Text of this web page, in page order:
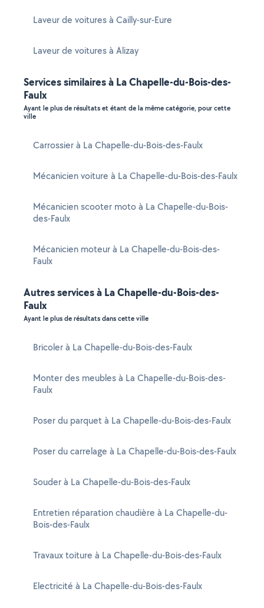
Laveur de voitures à Cailly-sur-Eure
Laveur de voitures à Alizay
Services similaires à La Chapelle-du-Bois-des-
Faulx
Ayant le plus de résultats et étant de la même catégorie, pour cette
ville
Carrossier à La Chapelle-du-Bois-des-Faulx
Mécanicien voiture à La Chapelle-du-Bois-des-Faulx
Mécanicien scooter moto à La Chapelle-du-Bois-
des-Faulx
Mécanicien moteur à La Chapelle-du-Bois-des-
Faulx
Autres services à La Chapelle-du-Bois-des-
Faulx
Ayant le plus de résultats dans cette ville
Bricoler à La Chapelle-du-Bois-des-Faulx
Monter des meubles à La Chapelle-du-Bois-des-
Faulx
Poser du parquet à La Chapelle-du-Bois-des-Faulx
Poser du carrelage à La Chapelle-du-Bois-des-Faulx
Souder à La Chapelle-du-Bois-des-Faulx
Entretien réparation chaudière à La Chapelle-du-
Bois-des-Faulx
Travaux toiture à La Chapelle-du-Bois-des-Faulx
Electricité à La Chapelle-du-Bois-des-Faulx